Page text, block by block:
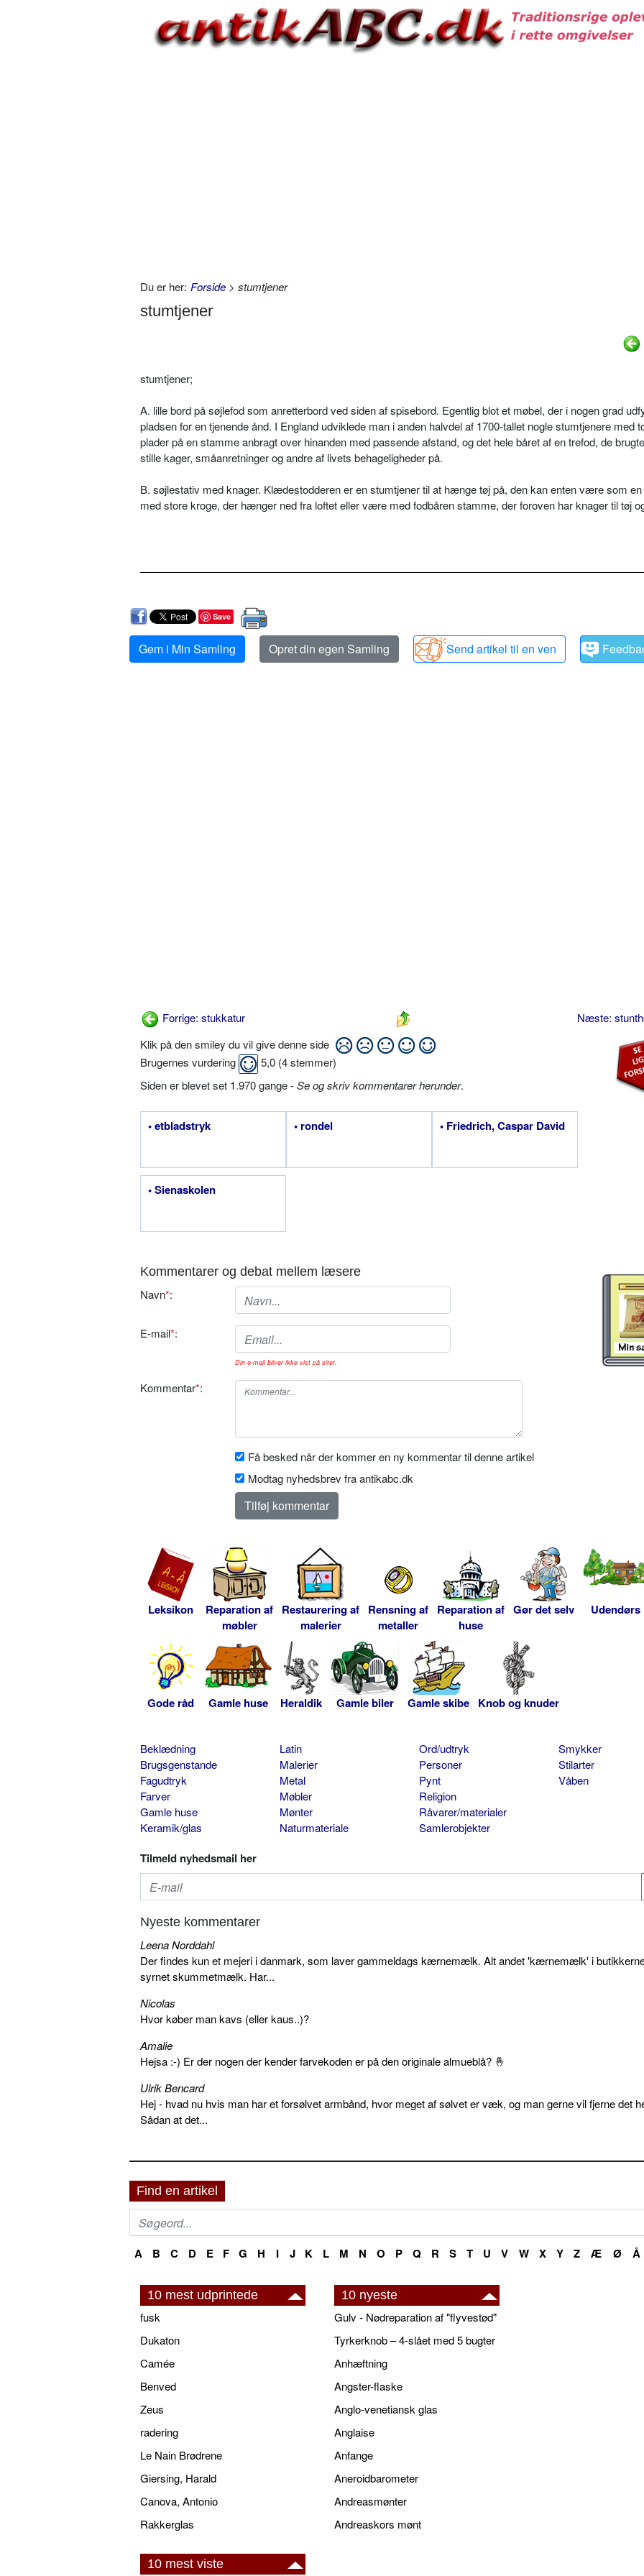
Du er her: Forside > stumtjener
stumtjener
stumtjener;
A. lille bord på søjlefod som anretterbord ved siden af spisebord. Egentlig blot et møbel, der i nogen grad
pladsen for en tjenende ånd. I England udviklede man i anden halvdel af 1700-tallet nogle stumtjenere med
plader på en stamme anbragt over hinanden med passende afstand, og det hele båret af en trefod, de
stille kager, småanretninger og andre af livets behageligheder på.
B. søjlestativ med knager. Klædestodderen er en stumtjener til at hænge tøj på, den kan enten være som
med store kroge, der hænger ned fra loftet eller være med fodbåren stamme, der foroven har knager til tøj
Save
Gem i Min Samling Opret din egen Samling Send artikel til en ven
Forrige: stukkatur
Næste:
Klik på den smiley du vil give denne side
Brugernes vurdering
5,0 (4stemmer)
Siden er blevet set 1.970 gange -Se og skriv kommentarer herunder.
• etbladstryk • rondel • Friedrich, Caspar David
• Sienaskolen
Kommentarer og debat mellem læsere
Navn*:
E-mail*:
Din e-mail bliver ikke vist på sitet.
Kommentar*:
Få besked når der kommer en ny kommentar til denne artikel
Modtag nyhedsbrev fra antikabc.dk
Leksikon
Reparation af
møbler
Restaurering af
malerier
Rensning af
metaller
Reparation af
huse
Gør det selv Udendørs
Gode råd Gamle huse Heraldik Gamle biler Gamle skibe Knob og knuder
Beklædning
Brugsgenstande
Fagudtryk
Farver
Gamle huse
Keramik/glas
Latin
Malerier
Metal
Møbler
Mønter
Naturmateriale
Ord/udtryk
Personer
Pynt
Religion
Råvarer/materialer
Samlerobjekter
Smykker
Stilarter
Våben
Tilmeld nyhedsmail her
Nyeste kommentarer
Leena Norddahl
Der findes kun et mejeri i danmark, som laver gammeldags kærnemælk. Alt andet 'kærnemælk' i
syrnet skummetmælk. Har...
Nicolas
Hvor køber man kavs (eller kaus..)?
Amalie
Hejsa :-) Er der nogen der kender farvekoden er på den originale almueblå? 🤞
Ulrik Bencard
Hej - hvad nu hvis man har et forsølvet armbånd, hvor meget af sølvet er væk, og man gerne vil fjerne det
Sådan at det...
Find en artikel
A B C D E F G H I J K L M N O P Q R S T U V W X Y Z Æ Ø Å
10 mest udprintede
fusk
Dukaton
Camée
Benved
Zeus
radering
Le Nain Brødrene
Giersing, Harald
Canova, Antonio
Rakkerglas
10 nyeste
Gulv - Nødreparation af "flyvestød"
Tyrkerknob – 4-slået med 5 bugter
Anhæftning
Angster-flaske
Anglo-venetiansk glas
Anglaise
Anfange
Aneroidbarometer
Andreasmønter
Andreaskors mønt
10 mest viste